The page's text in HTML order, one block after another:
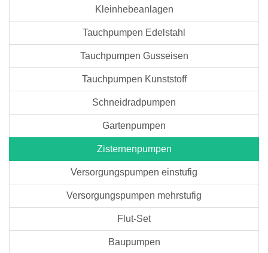
Kleinhebeanlagen
Tauchpumpen Edelstahl
Tauchpumpen Gusseisen
Tauchpumpen Kunststoff
Schneidradpumpen
Gartenpumpen
Zisternenpumpen
Versorgungspumpen einstufig
Versorgungspumpen mehrstufig
Flut-Set
Baupumpen